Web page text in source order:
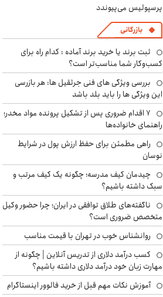
پرسپولیس می‌پیوندد
بازرگانی
ثبت برند یا خرید برند آماده : کدام راه برای
کسب‌وکار شما مناسب‌تر است؟
بررسی ویژگی های فنی جرثقیل ها: هر بازرسی
این ویژگی ها را باید بلد باشد
۷ اقدام ضروری پس از تشکیل پرونده مواد مخدر؛
راهنمای خانواده‌ها
راهی مطمئن برای حفظ ارزش پول در شرایط
نوسان
چیدمان کیف مدرسه؛ چگونه یک کیف مرتب و
سبک داشته باشیم؟
ناگفته‌های طلاق توافقی در ایران؛ چرا حضور وکیل
متخصص ضروری است؟
روانشناس خوب در تهران با قیمت مناسب
کسب درآمد دلاری از تدریس آنلاین | چگونه از
مهارت زبان خود درآمد دلاری داشته باشیم؟
آموزش نکات مهم قبل از خرید فالوور اینستاگرام